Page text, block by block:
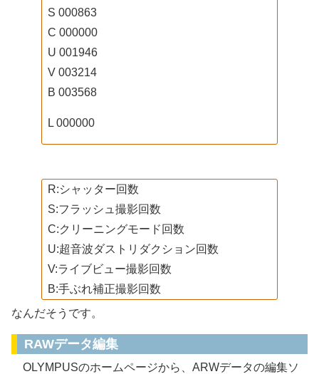
S 000863
C 000000
U 001946
V 003214
B 003568
L 000000
R:シャッター回数
S:フラッシュ撮影回数
C:クリーニングモード回数
U:超音波ダストリダクション回数
V:ライブビュー撮影回数
B:手ぶれ補正撮影回数
なんだそうです。
RAWデータ編集
OLYMPUSのホームページから、ARWデータの編集ソ